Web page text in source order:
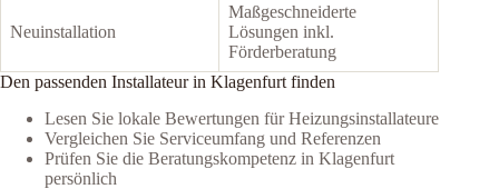
Neuinstallation
Maßgeschneiderte
Lösungen inkl.
Förderberatung
Den passenden Installateur in Klagenfurt finden
Lesen Sie lokale Bewertungen für Heizungsinstallateure
Vergleichen Sie Serviceumfang und Referenzen
Prüfen Sie die Beratungskompetenz in Klagenfurt
persönlich